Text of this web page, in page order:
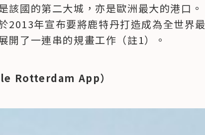
該國的第二大城，亦是歐洲最大的港口。
年宣布要將鹿特丹打造成為全世界最
開了一連串的規畫工作（註1）。
Rotterdam App）